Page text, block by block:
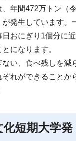
年間472万トン（
発生しています。
おにぎり1個分に
になります。
い、食べ残しを減
ぞれができることか
化短期大学